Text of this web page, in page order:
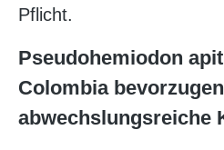
Pflicht.
Pseudohemiodon
Colombia bevorzugen
abwechslungsreiche